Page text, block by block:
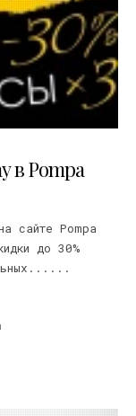
в Pompa
сайте Pompa
до 30%